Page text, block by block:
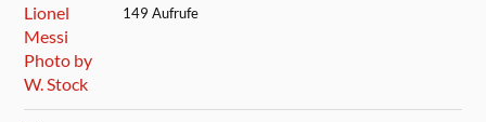
149 Aufrufe